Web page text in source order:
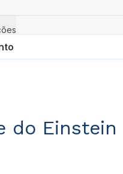
do Einstein